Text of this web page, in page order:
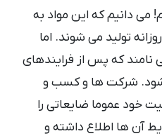
می دانیم که این مواد به
تولید می شوند. اما
نامند که پس از فرایندهای
شود. شرکت ها و کسب و
خود عموما ضایعاتی را
آن ها اطلاع داشته و